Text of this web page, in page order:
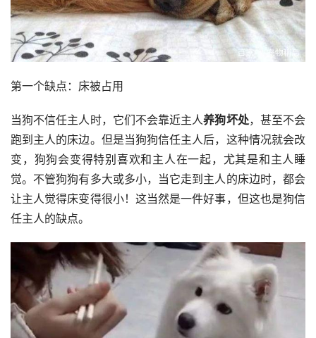
第一个缺点：床被占用
当狗不信任主人时，它们不会靠近主人养狗坏处，甚至不会
跑到主人的床边。但是当狗狗信任主人后，这种情况就会改
变，狗狗会变得特别喜欢和主人在一起，尤其是和主人睡
觉。不管狗狗有多大或多小，当它走到主人的床边时，都会
让主人觉得床变得很小！这当然是一件好事，但这也是狗信
任主人的缺点。